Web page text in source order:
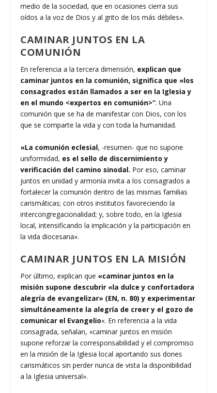
medio de la sociedad, que en ocasiones cierra sus
oídos a la voz de Dios y al grito de los más débiles».
CAMINAR JUNTOS EN LA
COMUNIÓN
En referencia a la tercera dimensión, explican que
caminar juntos en la comunión, significa que «los
consagrados están llamados a ser en la Iglesia y
en el mundo <expertos en comunión>”. Una
comunión que se ha de manifestar con Dios, con los
que se comparte la vida y con toda la humanidad.
«La comunión eclesial, -resumen- que no supone
uniformidad, es el sello de discernimiento y
verificación del camino sinodal. Por eso, caminar
juntos en unidad y armonía invita a los consagrados a
fortalecer la comunión dentro de las mismas familias
carismáticas; con otros institutos favoreciendo la
intercongregacionalidad; y, sobre todo, en la Iglesia
local, intensificando la implicación y la participación en
la vida diocesana».
CAMINAR JUNTOS EN LA MISIÓN
Por último, explican que «caminar juntos en la
misión supone descubrir «la dulce y confortadora
alegría de evangelizar» (EN, n. 80) y experimentar
simultáneamente la alegría de creer y el gozo de
comunicar el Evangelio«. En referencia a la vida
consagrada, señalan, «caminar juntos en misión
supone reforzar la corresponsabilidad y el compromiso
en la misión de la Iglesia local aportando sus dones
carismáticos sin perder nunca de vista la disponibilidad
a la Iglesia universal».